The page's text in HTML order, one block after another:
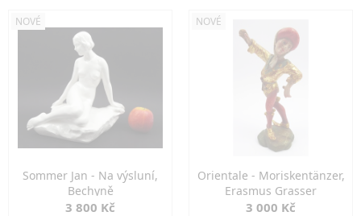
NOVÉ
Sommer Jan - Na výsluní,
Bechyně
3 800 Kč
NOVÉ
Orientale - Moriskentänzer,
Erasmus Grasser
3 000 Kč